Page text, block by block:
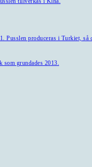
Pusslen produceras i Turkiet, så
som grundades 2013.